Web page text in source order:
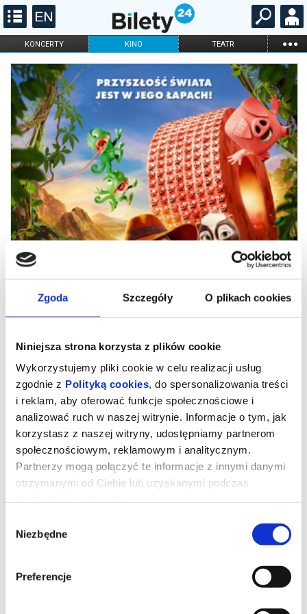
Zgoda Szczegóły O plikach cookies
Niniejsza strona korzysta z plików cookie
Wykorzystujemy pliki cookie w celu realizacji usług
zgodnie z Polityką cookies, do spersonalizowania treści
i reklam, aby oferować funkcje społecznościowe i
analizować ruch w naszej witrynie. Informacje o tym, jak
korzystasz z naszej witryny, udostępniamy partnerom
społecznościowym, reklamowym i analitycznym.
Partnerzy mogą połączyć te informacje z innymi danymi
otrzymanymi od Ciebie lub uzyskanymi podczas
zgody
Niezbędne
Preferencje
KONCERTY KINO TEATR ...
FILHARMONIA OPERA I BALET
STAND-UP
DLA DZIECI
ONLINE KARNETY
Kurozając i świątynia Świstaka
Gdy wyjątkowy pół kurczak, pół zając odkrywa, że nie jest sam i
ma siostrę, a cały gatunek kurozająców potrzebuje ratunku,
wyrusza w ryzykowną podróż do legendarnej Świątyni Świstaka.
niebezpieczna droga, przeciwnicy gotowi na wszystko i decyzja,